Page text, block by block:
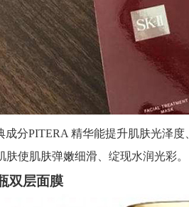
成分PITERA 精华能提升肌肤光泽
肤使肌肤弹嫩细滑、绽现水润光彩。
双层面膜